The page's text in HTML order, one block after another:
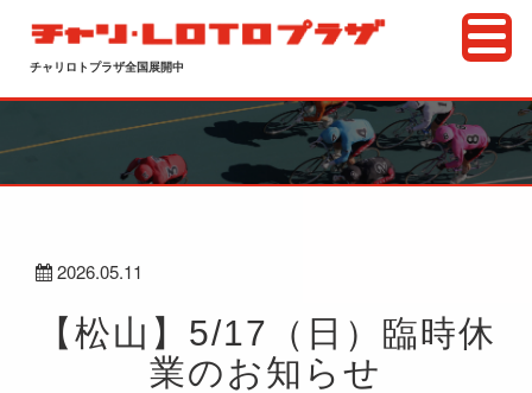
チャリロトプラザ全国展開中
2026.05.11
【松山】5/17（日）臨時休
業のお知らせ